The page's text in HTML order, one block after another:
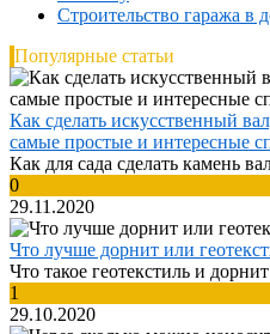
Строительство гаража в
Популярные статьи
Как сделать искусственный
самые простые и интересные
Как для сада сделать камень
0
29.11.2020
Что лучше дорнит или
Что такое геотекстиль и
1
29.10.2020